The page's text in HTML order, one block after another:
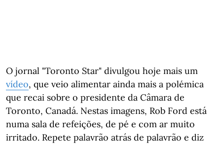
O jornal "Toronto Star" divulgou hoje mais um
vídeo, que veio alimentar ainda mais a polémica
que recai sobre o presidente da Câmara de
Toronto, Canadá. Nestas imagens, Rob Ford está
numa sala de refeições, de pé e com ar muito
irritado. Repete palavrão atrás de palavrão e diz